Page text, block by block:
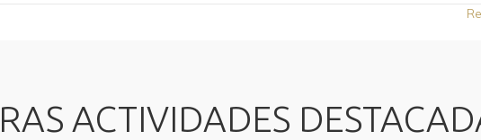
ACTIVIDADES